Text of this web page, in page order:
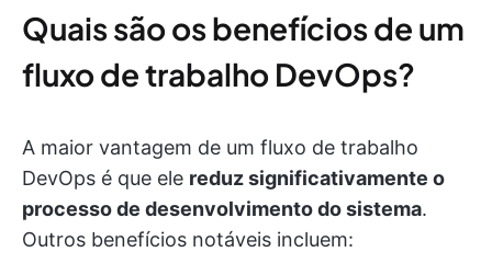
Quais são os benefícios de um
fluxo de trabalho DevOps?
A maior vantagem de um fluxo de trabalho
DevOps é que ele reduz significativamente o
processo de desenvolvimento do sistema.
Outros benefícios notáveis incluem: